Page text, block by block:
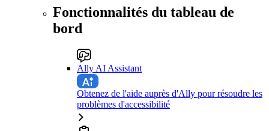
Fonctionnalités du tableau de
bord
Ally AI Assistant
Obtenez de l'aide auprès d'Ally pour résoudre les
problèmes d'accessibilité